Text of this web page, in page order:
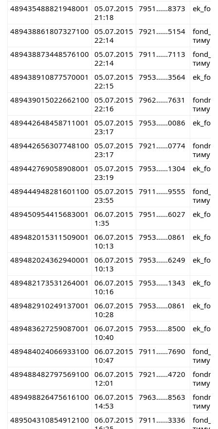
489435488821948001
05.07.2015
21:18
7951......8373
489438861807327100 05.07.2015
22:14
7921......5154
тимур
489438873448576100 05.07.2015
22:14
7911......7113
тимур
489438910877570001
05.07.2015
22:15
7953......3564
489439015022662100 05.07.2015
22:16
7962......7631
тимур
489442648458711001
05.07.2015
23:17
7953......0086
489442656307748100 05.07.2015
23:17
7921......0774
тимур
489442769058908001
05.07.2015
23:19
7953......1304
489444948281601100 05.07.2015
23:55
7911......9555
тимур
489450954415683001
06.07.2015
1:35
7951......6027
489482015311509001
06.07.2015
10:13
7953......0861
489482024362940001
06.07.2015
10:13
7953......6249
489482173531264001
06.07.2015
10:16
7953......1343
489482910249137001
06.07.2015
10:28
7953......0861
489483627259087001
06.07.2015
10:40
7953......8500
489484024066933100 06.07.2015
10:47
7911......7690
тимур
489488482797569100 06.07.2015
12:01
7921......4720
тимур
489498826475616100 06.07.2015
14:53
7963......8563
тимур
489504310854912100 06.07.2015 7911......3336